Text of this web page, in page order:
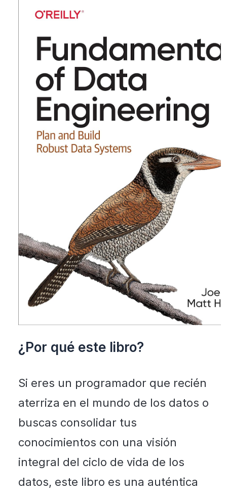
¿Por qué este libro?
Si eres un programador que recién
aterriza en el mundo de los datos o
buscas consolidar tus
conocimientos con una visión
integral del ciclo de vida de los
datos, este libro es una auténtica